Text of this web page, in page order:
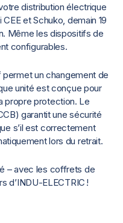
distribution électrique
et Schuko, demain 19
Même les dispositifs de
configurables.
un changement de
unité est conçue pour
propre protection. Le
garantit une sécurité
s’il est correctement
lors du retrait.
– avec les coffrets de
d’INDU-ELECTRIC !